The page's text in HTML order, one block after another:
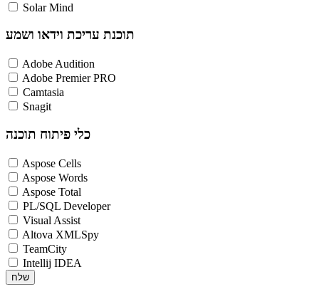
Solar Mind
תוכנת עריכת וידאו ושמע
Adobe Audition
Adobe Premier PRO
Camtasia
Snagit
כלי פיתוח תוכנה
Aspose Cells
Aspose Words
Aspose Total
PL/SQL Developer
Visual Assist
Altova XMLSpy
TeamCity
Intellij IDEA